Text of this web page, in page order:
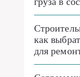
как
для